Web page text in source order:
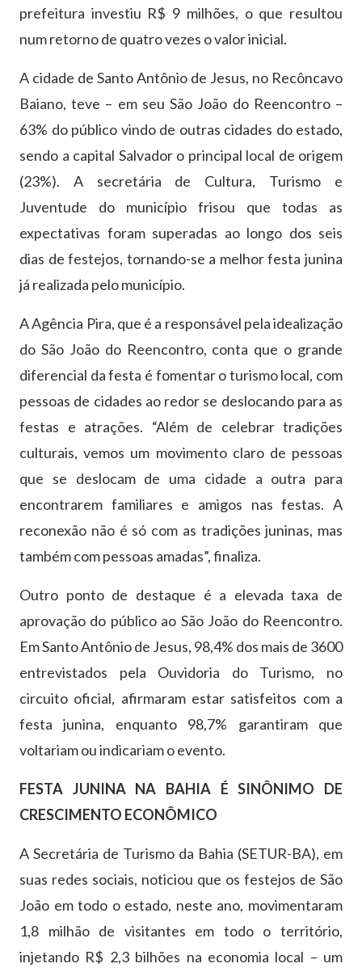
prefeitura investiu R$ 9 milhões, o que resultou
num retorno de quatro vezes o valor inicial.
A cidade de Santo Antônio de Jesus, no Recôncavo
Baiano, teve – em seu São João do Reencontro –
63% do público vindo de outras cidades do estado,
sendo a capital Salvador o principal local de origem
(23%). A secretária de Cultura, Turismo e
Juventude do município frisou que todas as
expectativas foram superadas ao longo dos seis
dias de festejos, tornando-se a melhor festa junina
já realizada pelo município.
A Agência Pira, que é a responsável pela idealização
do São João do Reencontro, conta que o grande
diferencial da festa é fomentar o turismo local, com
pessoas de cidades ao redor se deslocando para as
festas e atrações. “Além de celebrar tradições
culturais, vemos um movimento claro de pessoas
que se deslocam de uma cidade a outra para
encontrarem familiares e amigos nas festas. A
reconexão não é só com as tradições juninas, mas
também com pessoas amadas”, finaliza.
Outro ponto de destaque é a elevada taxa de
aprovação do público ao São João do Reencontro.
Em Santo Antônio de Jesus, 98,4% dos mais de 3600
entrevistados pela Ouvidoria do Turismo, no
circuito oficial, afirmaram estar satisfeitos com a
festa junina, enquanto 98,7% garantiram que
voltariam ou indicariam o evento.
FESTA JUNINA NA BAHIA É SINÔNIMO DE
CRESCIMENTO ECONÔMICO
A Secretária de Turismo da Bahia (SETUR-BA), em
suas redes sociais, noticiou que os festejos de São
João em todo o estado, neste ano, movimentaram
1,8 milhão de visitantes em todo o território,
injetando R$ 2,3 bilhões na economia local – um